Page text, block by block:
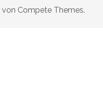
von Compete Themes.